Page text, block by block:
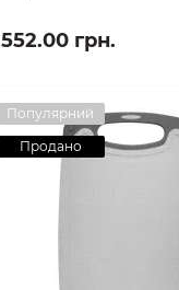
552.00 грн.
Популярний
Продано